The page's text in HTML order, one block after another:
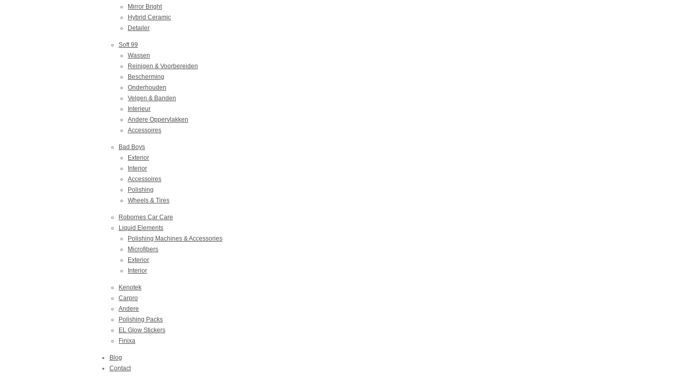
Mirror Bright
Hybrid Ceramic
Detailer
Soft 99
Wassen
Reinigen & Voorbereiden
Bescherming
Onderhouden
Velgen & Banden
Interieur
Andere Oppervlakken
Accessoires
Bad Boys
Exterior
Interior
Accessoires
Polishing
Wheels & Tires
Robornes Car Care
Liquid Elements
Polishing Machines & Accessories
Microfibers
Exterior
Interior
Kenotek
Carpro
Andere
Polishing Packs
EL Glow Stickers
Finixa
Blog
Contact